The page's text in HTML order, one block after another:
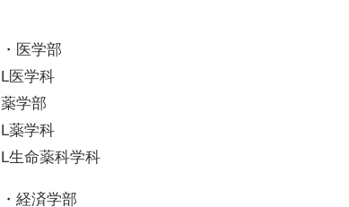
・医学部
L医学科
薬学部
L薬学科
L生命薬科学科
・経済学部